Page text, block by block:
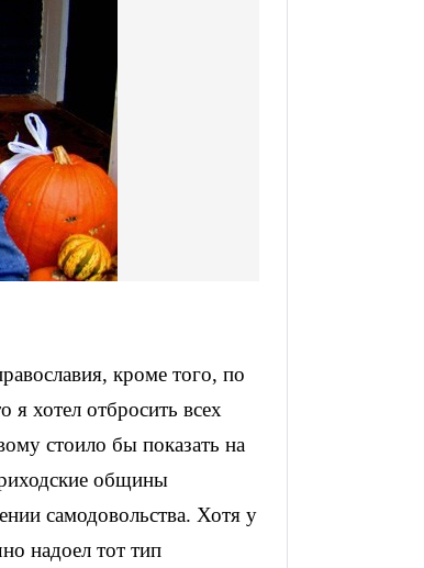
кроме того, по
я хотел отбросить всех
стоило бы показать на
общины
самодовольства. Хотя у
надоел тот тип